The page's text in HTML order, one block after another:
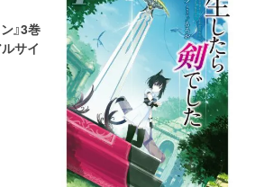
』3巻
サイ